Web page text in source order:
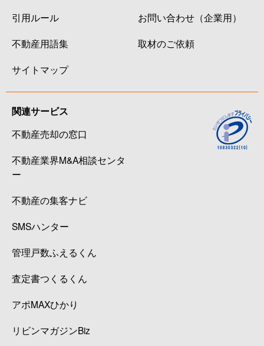
引用ルール
不動産用語集
サイトマップ
お問い合わせ（企業用）
取材のご依頼
関連サービス
不動産売却の窓口
不動産業界M&A相談センタ
ー
不動産の集客ナビ
SMSハンター
管理戸数ふえるくん
査定書つくるくん
アポMAXひかり
リビンマガジンBiz